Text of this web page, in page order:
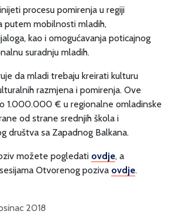
procesu pomirenja u regiji
putem mobilnosti mladih,
kao i omogućavanja poticajnog
suradnju mladih.
da mladi trebaju kreirati kulturu
razmjena i pomirenja. Ove
1.000.000 € u regionalne omladinske
od strane srednjih škola i
društva sa Zapadnog Balkana.
možete pogledati ovdje, a
Otvorenog poziva ovdje.
2018